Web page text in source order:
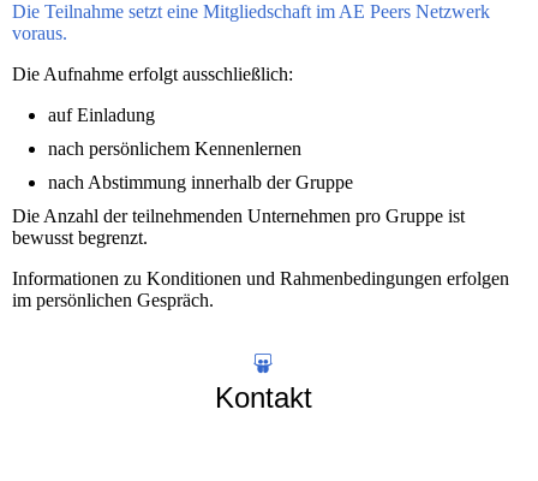
Die Teilnahme setzt eine Mitgliedschaft im AE Peers Netzwerk
voraus.
Die Aufnahme erfolgt ausschließlich:
auf Einladung
nach persönlichem Kennenlernen
nach Abstimmung innerhalb der Gruppe
Die Anzahl der teilnehmenden Unternehmen pro Gruppe ist
bewusst begrenzt.
Informationen zu Konditionen und Rahmenbedingungen erfolgen
im persönlichen Gespräch.
Kontakt